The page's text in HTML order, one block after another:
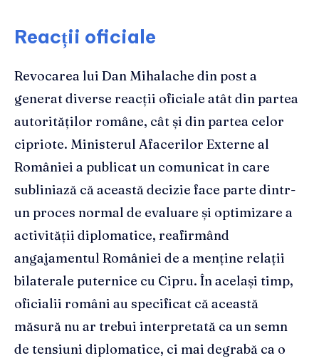
Reacții oficiale
Revocarea lui Dan Mihalache din post a
generat diverse reacții oficiale atât din partea
autorităților române, cât și din partea celor
cipriote. Ministerul Afacerilor Externe al
României a publicat un comunicat în care
subliniază că această decizie face parte dintr-
un proces normal de evaluare și optimizare a
activității diplomatice, reafirmând
angajamentul României de a menține relații
bilaterale puternice cu Cipru. În același timp,
oficialii români au specificat că această
măsură nu ar trebui interpretată ca un semn
de tensiuni diplomatice, ci mai degrabă ca o